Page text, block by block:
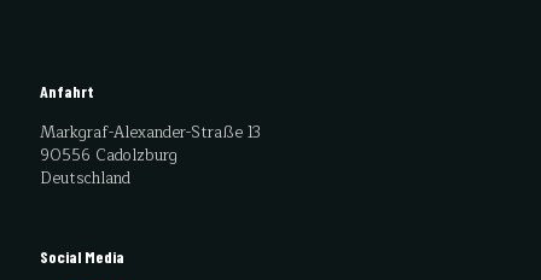
Anfahrt
Markgraf-Alexander-Straße 13
90556 Cadolzburg
Deutschland
Social Media